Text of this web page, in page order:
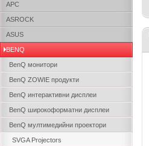
APC
ASROCK
ASUS
BENQ
BenQ монитори
BenQ ZOWIE продукти
BenQ интерактивни дисплеи
BenQ широкоформатни дисплеи
BenQ мултимедийни проектори
SVGA Projectors